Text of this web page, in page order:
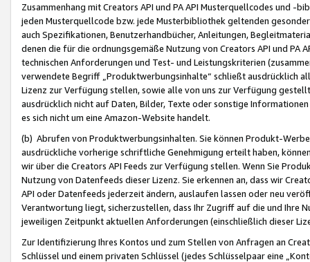
Zusammenhang mit Creators API und PA API Musterquellcodes und
jeden Musterquellcode bzw. jede Musterbibliothek geltenden
auch Spezifikationen, Benutzerhandbücher, Anleitungen,
denen die für die ordnungsgemäße Nutzung von Creators API und PA
technischen Anforderungen und Test- und Leistungskriterien
verwendete Begriff „Produktwerbungsinhalte“ schließt ausdrücklich
Lizenz zur Verfügung stellen, sowie alle von uns zur Verfügung
ausdrücklich nicht auf Daten, Bilder, Texte oder sonstige
es sich nicht um eine Amazon-Website handelt.
(b) Abrufen von Produktwerbungsinhalten. Sie können Produkt-
ausdrückliche vorherige schriftliche Genehmigung erteilt haben,
wir über die Creators API Feeds zur Verfügung stellen. Wenn Sie
Nutzung von Datenfeeds dieser Lizenz. Sie erkennen an, dass wir
API oder Datenfeeds jederzeit ändern, auslaufen lassen oder neu
Verantwortung liegt, sicherzustellen, dass Ihr Zugriff auf die und Ihre
jeweiligen Zeitpunkt aktuellen Anforderungen (einschließlich dieser
Zur Identifizierung Ihres Kontos und zum Stellen von Anfragen an
Schlüssel und einem privaten Schlüssel (jedes Schlüsselpaar eine